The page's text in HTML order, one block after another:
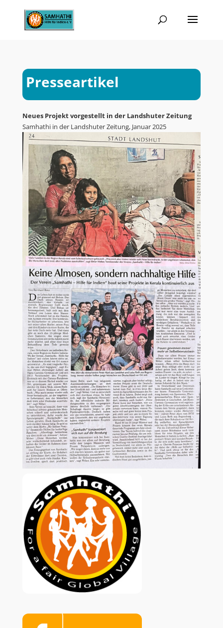
Presseartikel
Neues Projekt vorgestellt in der Landshuter Zeitung
Samhathi in der Landshuter Zeitung, Januar 2025